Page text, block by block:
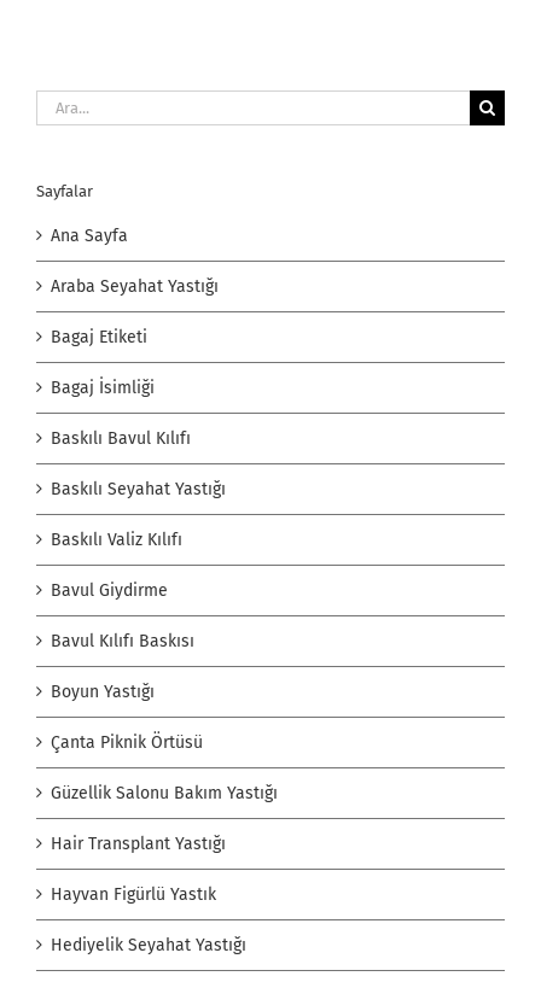
Ara:
Sayfalar
Ana Sayfa
Araba Seyahat Yastığı
Bagaj Etiketi
Bagaj İsimliği
Baskılı Bavul Kılıfı
Baskılı Seyahat Yastığı
Baskılı Valiz Kılıfı
Bavul Giydirme
Bavul Kılıfı Baskısı
Boyun Yastığı
Çanta Piknik Örtüsü
Güzellik Salonu Bakım Yastığı
Hair Transplant Yastığı
Hayvan Figürlü Yastık
Hediyelik Seyahat Yastığı